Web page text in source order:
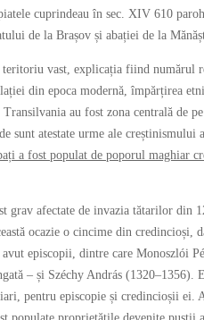
cuprindeau în sec. XIV 610
de la Brașov și abației de la
teritoriu vast, explicația fiind numărul
din epoca modernă, împărțirea
au fost zona centrală de
sunt atestate urme ale creștinismului
a fost populat de poporul maghiar
grav afectate de invazia tătarilor din
ocazie o cincime din credincioși,
episcopii, dintre care Monoszlói
– și Széchy András
pentru episcopie și credincioșii ei.